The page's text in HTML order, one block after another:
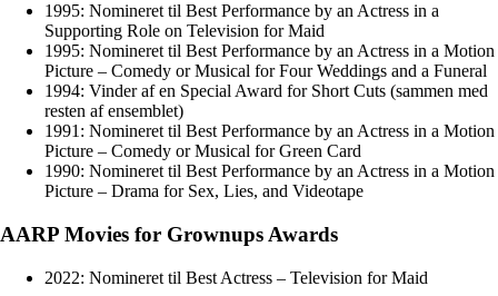
1995: Nomineret til Best Performance by an Actress in a
Supporting Role on Television for Maid
1995: Nomineret til Best Performance by an Actress in a Motion
Picture – Comedy or Musical for Four Weddings and a Funeral
1994: Vinder af en Special Award for Short Cuts (sammen med
resten af ensemblet)
1991: Nomineret til Best Performance by an Actress in a Motion
Picture – Comedy or Musical for Green Card
1990: Nomineret til Best Performance by an Actress in a Motion
Picture – Drama for Sex, Lies, and Videotape
AARP Movies for Grownups Awards
2022: Nomineret til Best Actress – Television for Maid